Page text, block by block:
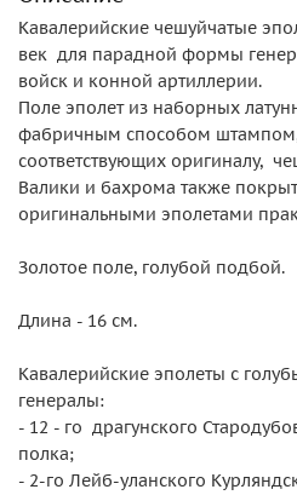
Кавалерийские чешуйчатые
век для парадной формы
войск и конной артиллерии.
Поле эполет из наборных
фабричным способом
соответствующих оригиналу,
Валики и бахрома также
оригинальными эполетами
Золотое поле, голубой подбой.
Длина - 16 см.
Кавалерийские эполеты с
генералы:
- 12 - го драгунского
полка;
- 2-го Лейб-уланского